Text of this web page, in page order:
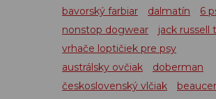
bavorský farbiar
dalmatín
6
nonstop dogwear
jack russell
vrhače loptičiek pre psy
austrálsky ovčiak
doberman
československý vlčiak